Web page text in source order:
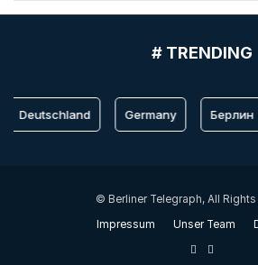
# TRENDING
Deutschland Germany Берлин
© Berliner Telegraph, All
Impressum
Unser Team